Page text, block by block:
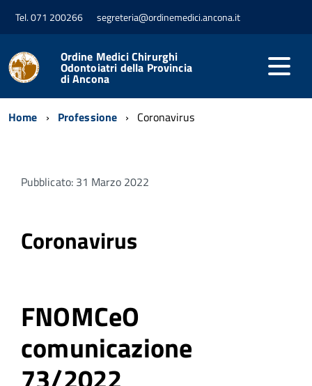
Tel. 071 200266 segreteria@ordinemedici.ancona.it
Ordine Medici Chirurghi
Odontoiatri della Provincia
di Ancona
Home Professione Coronavirus
Pubblicato: 31 Marzo 2022
Coronavirus
FNOMCeO
comunicazione